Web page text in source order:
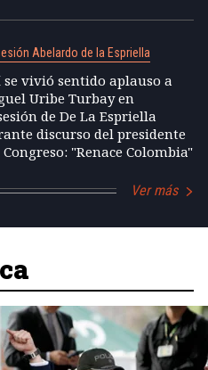
Abelardo de la Espriella
se vivió sentido aplauso a
Uribe Turbay en
de De La Espriella
discurso del presidente
"Renace Colombia"
Ver más